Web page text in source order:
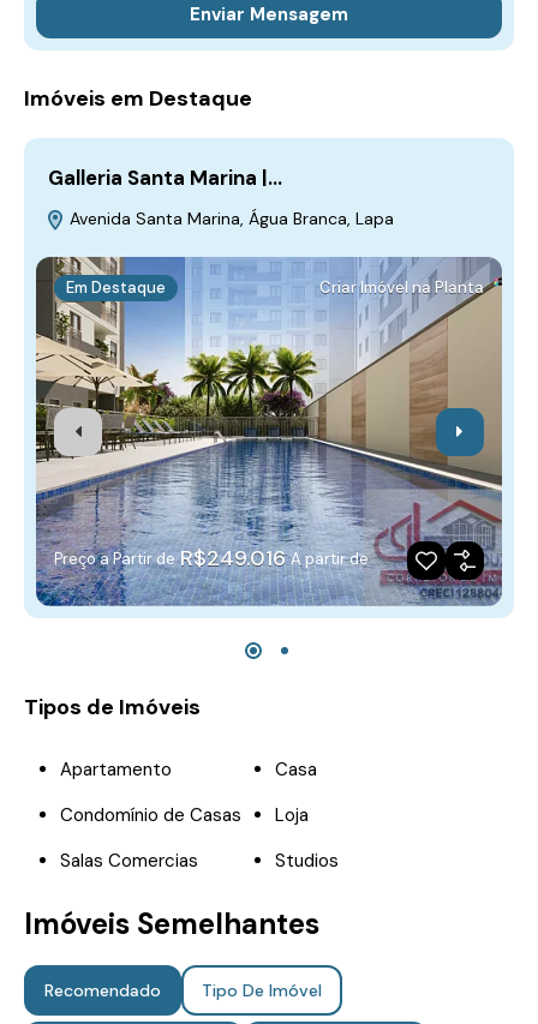
Enviar Mensagem
Imóveis em Destaque
Galleria Santa Marina |…
Avenida Santa Marina, Água Branca, Lapa
Em Destaque Criar Imóvel na Planta
Preço a Partir de R$249.016 A partir de
Tipos de Imóveis
Apartamento
Casa
Condomínio de Casas
Loja
Salas Comercias
Studios
Imóveis Semelhantes
Recomendado Tipo De Imóvel